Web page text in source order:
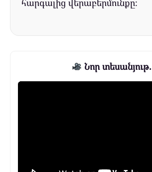
հարգալից վերաբերմունքը։
Նոր տեսանյութ.